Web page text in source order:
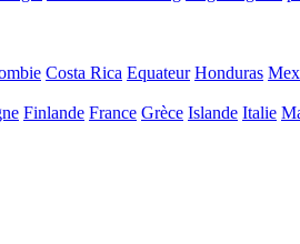
Costa Rica Equateur Honduras
Finlande France Grèce Islande Italie